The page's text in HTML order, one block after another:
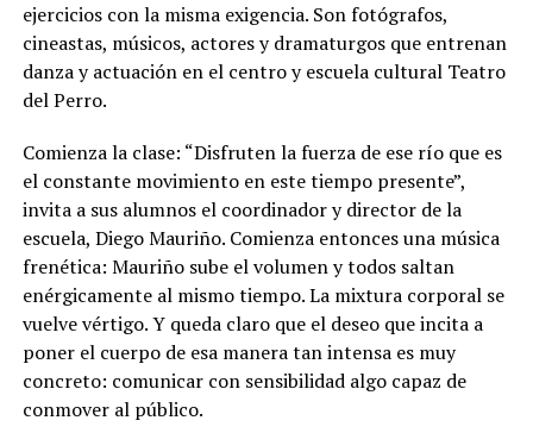
ejercicios con la misma exigencia. Son fotógrafos,
cineastas, músicos, actores y dramaturgos que entrenan
danza y actuación en el centro y escuela cultural Teatro
del Perro.
Comienza la clase: “Disfruten la fuerza de ese río que es
el constante movimiento en este tiempo presente”,
invita a sus alumnos el coordinador y director de la
escuela, Diego Mauriño. Comienza entonces una música
frenética: Mauriño sube el volumen y todos saltan
enérgicamente al mismo tiempo. La mixtura corporal se
vuelve vértigo. Y queda claro que el deseo que incita a
poner el cuerpo de esa manera tan intensa es muy
concreto: comunicar con sensibilidad algo capaz de
conmover al público.